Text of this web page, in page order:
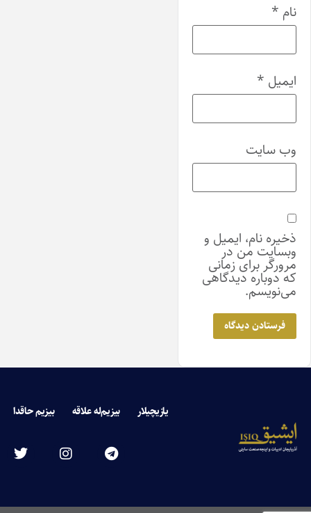
نام *
ایمیل *
وب‌ سایت
ذخیره نام، ایمیل و
وبسایت من در
مرورگر برای زمانی
که دوباره دیدگاهی
می‌نویسم.
یازیچیلار بیزیم‌له علاقه بیزیم حاقدا